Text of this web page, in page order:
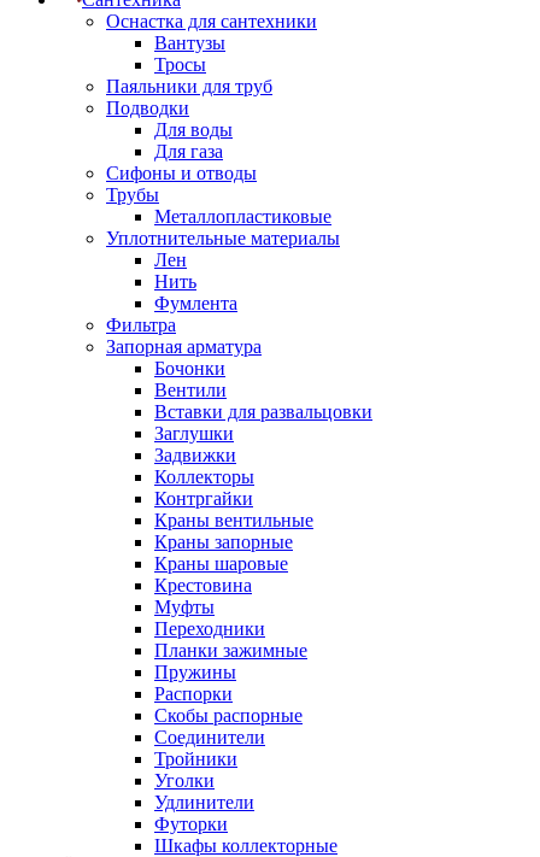
Оснастка для сантехники
Вантузы
Тросы
Паяльники для труб
Подводки
Для воды
Для газа
Сифоны и отводы
Трубы
Металлопластиковые
Уплотнительные материалы
Лен
Нить
Фумлента
Фильтра
Запорная арматура
Бочонки
Вентили
Вставки для развальцовки
Заглушки
Задвижки
Коллекторы
Контргайки
Краны вентильные
Краны запорные
Краны шаровые
Крестовина
Муфты
Переходники
Планки зажимные
Пружины
Распорки
Скобы распорные
Соединители
Тройники
Уголки
Удлинители
Футорки
Шкафы коллекторные